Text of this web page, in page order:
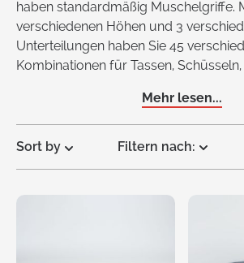
haben standardmäßig Muschelgriffe.
verschiedenen Höhen und 3
Unterteilungen haben Sie 45
Kombinationen für Tassen,
Mehr lesen...
Sort by Filtern nach: